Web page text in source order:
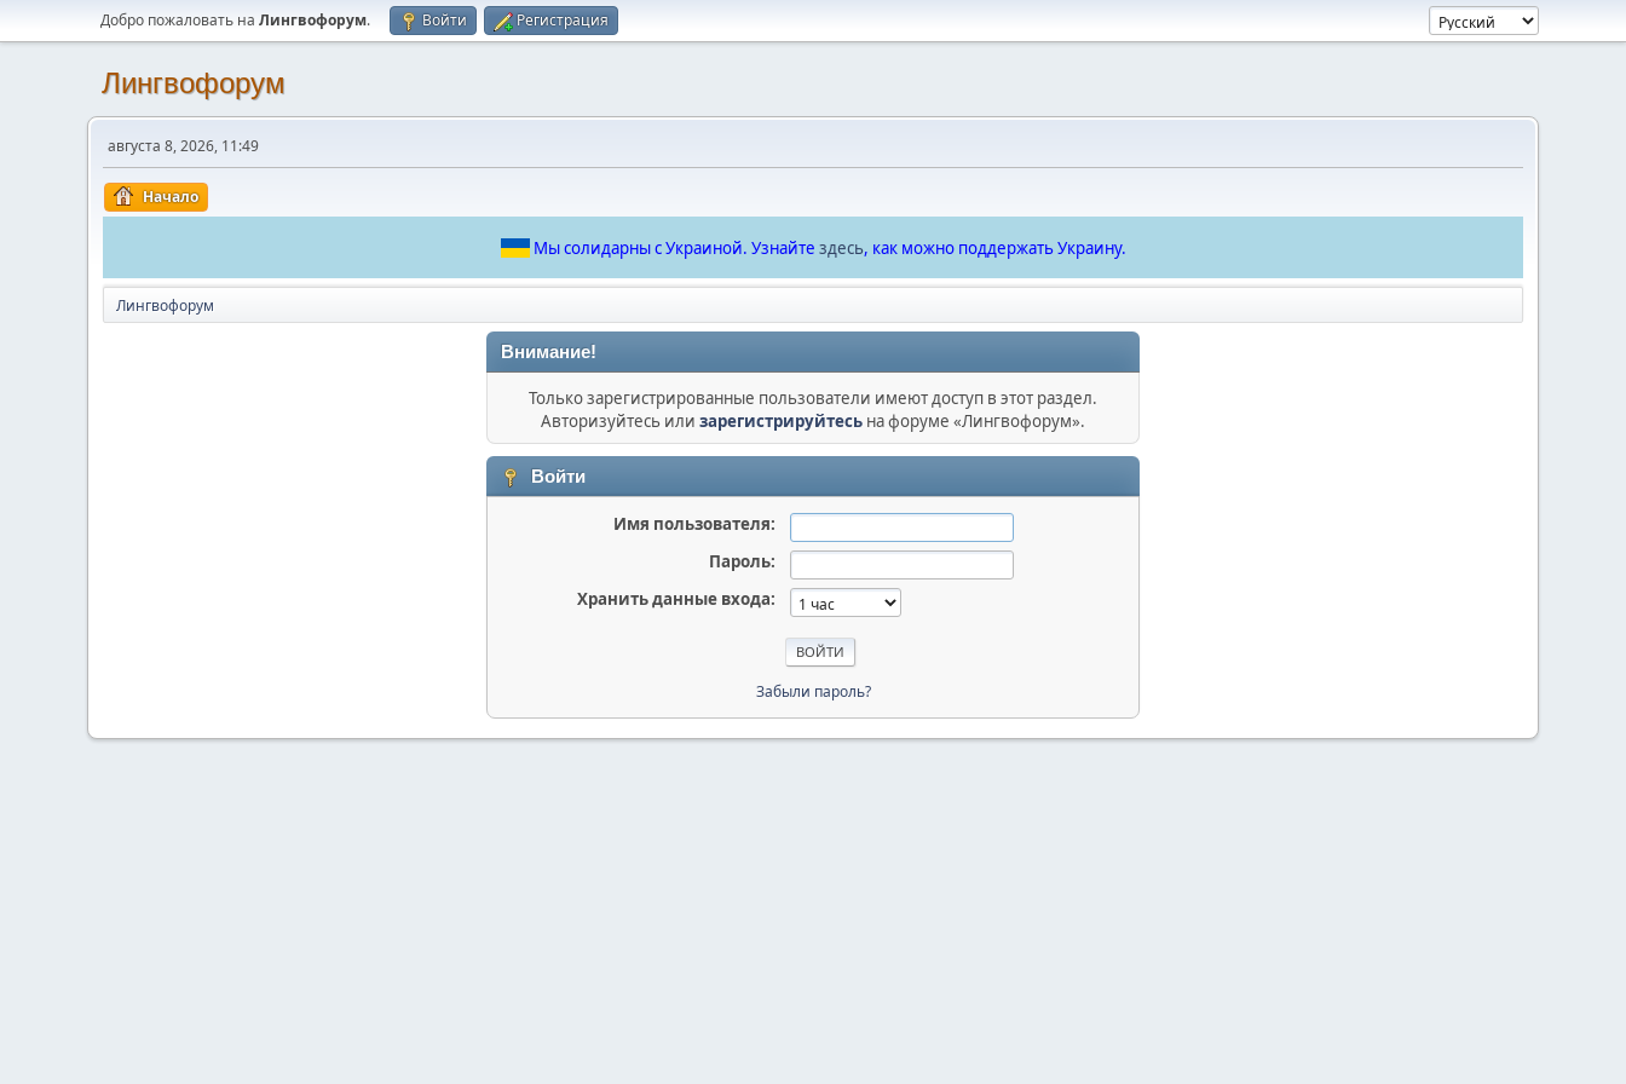
Добро пожаловать на Лингвофорум. Войти Регистрация
Лингвофорум
августа 8, 2026, 11:49
Начало
Мы солидарны с Украиной. Узнайте здесь, как можно поддержать Украину.
Лингвофорум
Внимание!
Только зарегистрированные пользователи имеют доступ в этот раздел.
Авторизуйтесь или зарегистрируйтесь на форуме «Лингвофорум».
Войти
Имя пользователя:
Пароль:
Хранить данные входа:
Забыли пароль?